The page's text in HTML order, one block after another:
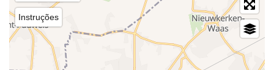
Instruções